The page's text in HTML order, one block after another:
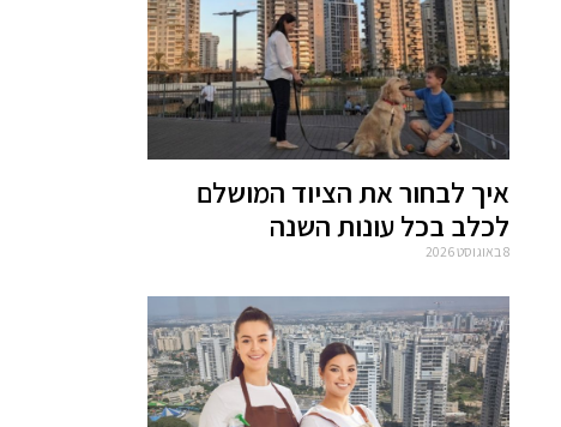
איך לבחור את הציוד המושלם
לכלב בכל עונות השנה
8 באוגוסט 2026